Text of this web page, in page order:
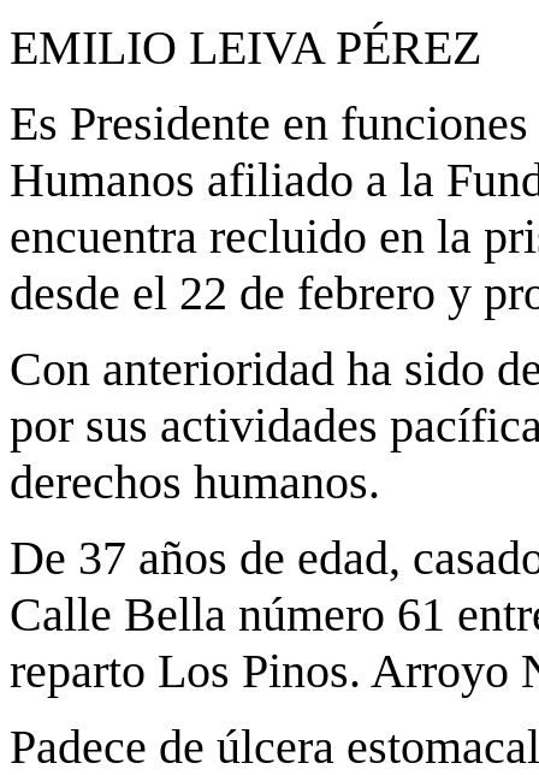
EMILIO LEIVA PÉREZ
Es Presidente en
Humanos afiliado a la
encuentra recluido en la
desde el 22 de febrero y
Con anterioridad ha sido
por sus actividades
derechos humanos.
De 37 años de edad,
Calle Bella número 61
reparto Los Pinos. Arroyo
Padece de úlcera